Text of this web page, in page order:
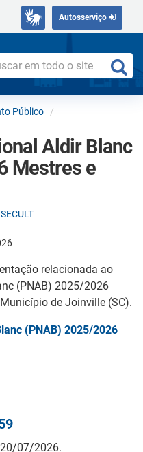
Autosserviço
Público
Aldir Blanc
Mestres e
relacionada ao
(PNAB) 2025/2026
de Joinville (SC).
(PNAB) 2025/2026
07/2026.